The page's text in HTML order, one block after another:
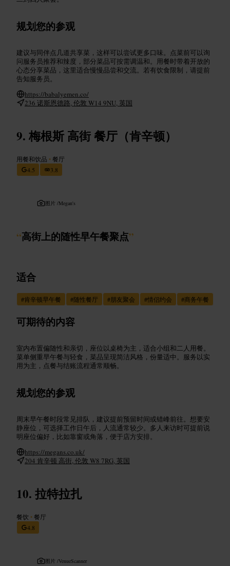
规划您的参观
建议与同伴点几道共享菜，这样可以尝试更多口味。点菜前可以询
问服务员推荐和辣度，部分菜品可按需调温和。用餐时带着开放的
心态分享菜品，这里适合慢慢品尝和交流。若有饮食限制，请提前
告知服务员。
https://babalyemen.co/
236 诺斯恩德路, 伦敦 W14 9NU, 英国
梅根斯 高街 餐厅（肯辛顿）
用餐和饮品 •餐厅
4.5
3.8
图片 /Megan's
“高街上的随性早午餐聚点”
适合
#肯辛顿早午餐 #随性餐厅 #朋友聚会 #情侣约会 #商务午餐
可期待的内容
室内布置偏随性和亲切，座位以桌椅为主，适合小组和二人用餐。
菜单侧重早午餐与轻食，菜品呈现简洁风格，份量适中。服务以实
用为主，点餐与结账流程通常顺畅。
规划您的参观
周末早午餐时段常见排队，建议提前预留时间或错峰前往。想要安
静座位，可选择工作日午后，人流通常较少。多人来访时可提前说
明座位偏好，比如靠窗或角落，便于店方安排。
https://megans.co.uk/
204 肯辛顿 高街, 伦敦 W8 7RG, 英国
拉特拉扎
餐饮 •餐厅
4.8
图片 /VenueScanner